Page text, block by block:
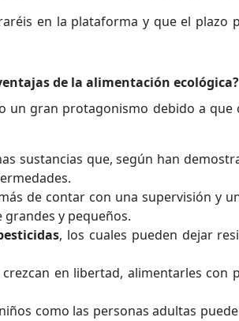
en la plataforma y que el
de la alimentación ecológica?
un gran protagonismo debido a que
sustancias que, según han
de contar con una supervisión y
y pequeños.
, los cuales pueden dejar
en libertad, alimentarles con
como las personas adultas